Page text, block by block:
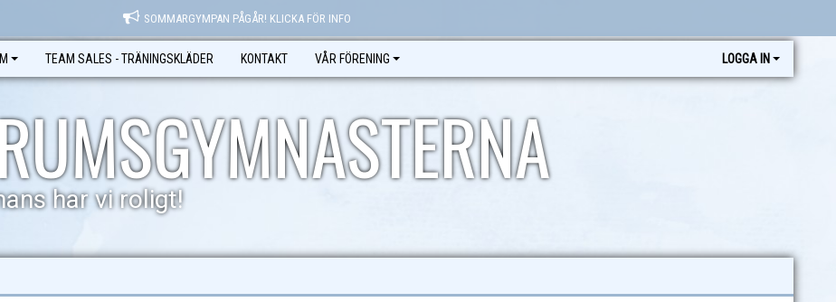
SOMMARGYMPAN PÅGÅR! KLICKA FÖR INFO
TEAM SALES - TRÄNINGSKLÄDER KONTAKT VÅR FÖRENING LOGGA IN
har vi roligt!